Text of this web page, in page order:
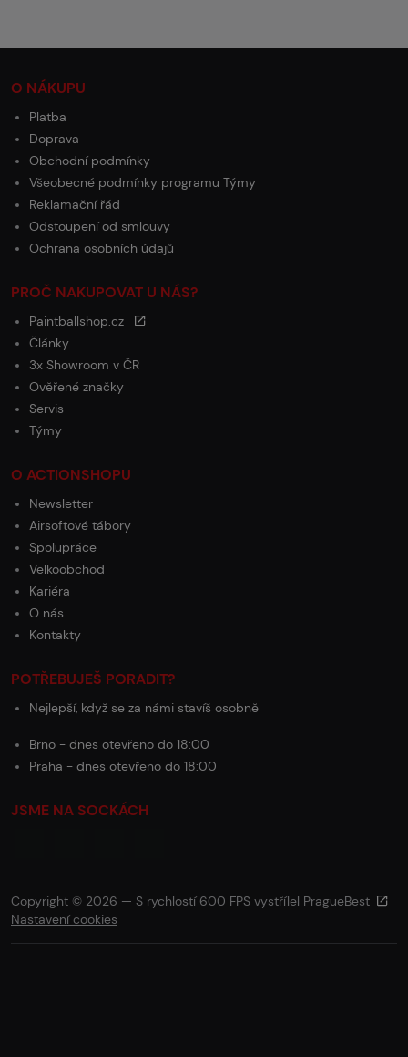
O NÁKUPU
Platba
Doprava
Obchodní podmínky
Všeobecné podmínky programu Týmy
Reklamační řád
Odstoupení od smlouvy
Ochrana osobních údajů
PROČ NAKUPOVAT U NÁS?
Paintballshop.cz
Články
3x Showroom v ČR
Ověřené značky
Servis
Týmy
O ACTIONSHOPU
Newsletter
Airsoftové tábory
Spolupráce
Velkoobchod
Kariéra
O nás
Kontakty
POTŘEBUJEŠ PORADIT?
Nejlepší, když se za námi stavíš osobně
Brno - dnes otevřeno do 18:00
Praha - dnes otevřeno do 18:00
JSME NA SOCKÁCH
Copyright © 2026 — S rychlostí 600 FPS vystřílel PragueBest
Nastavení cookies